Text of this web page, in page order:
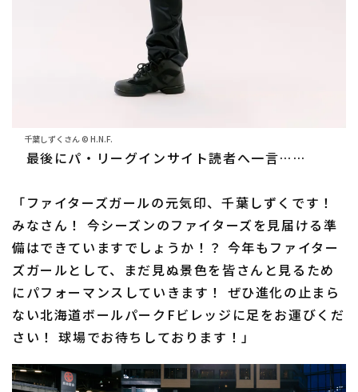
千葉しずくさん © H.N.F.
最後にパ・リーグインサイト読者へ一言……
「ファイターズガールの元気印、千葉しずくです！
みなさん！ 今シーズンのファイターズを見届ける準
備はできていますでしょうか！？ 今年もファイター
ズガールとして、まだ見ぬ景色を皆さんと見るため
にパフォーマンスしていきます！ ぜひ進化の止まら
ない北海道ボールパークFビレッジに足をお運びくだ
さい！ 球場でお待ちしております！」